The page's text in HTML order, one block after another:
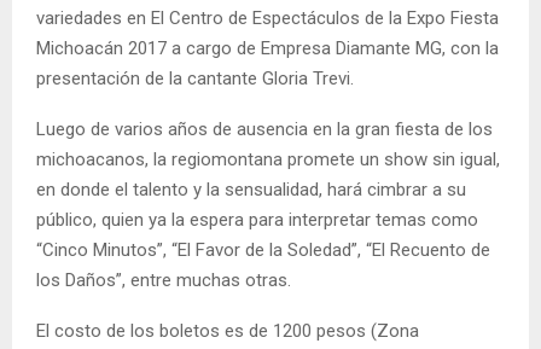
variedades en El Centro de Espectáculos de la Expo Fiesta
Michoacán 2017 a cargo de Empresa Diamante MG, con la
presentación de la cantante Gloria Trevi.
Luego de varios años de ausencia en la gran fiesta de los
michoacanos, la regiomontana promete un show sin igual,
en donde el talento y la sensualidad, hará cimbrar a su
público, quien ya la espera para interpretar temas como
“Cinco Minutos”, “El Favor de la Soledad”, “El Recuento de
los Daños”, entre muchas otras.
El costo de los boletos es de 1200 pesos (Zona